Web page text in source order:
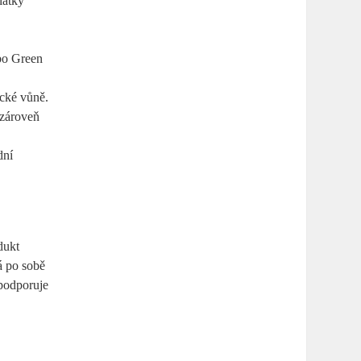
Green
vůně.
po sobě